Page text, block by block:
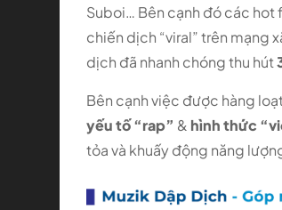
Suboi… Bên cạnh đó các hot
chiến dịch “viral” trên mạng
dịch đã nhanh chóng thu hút
Bên cạnh việc được hàng
yếu tố “rap” & hình thức
tỏa và khuấy động năng